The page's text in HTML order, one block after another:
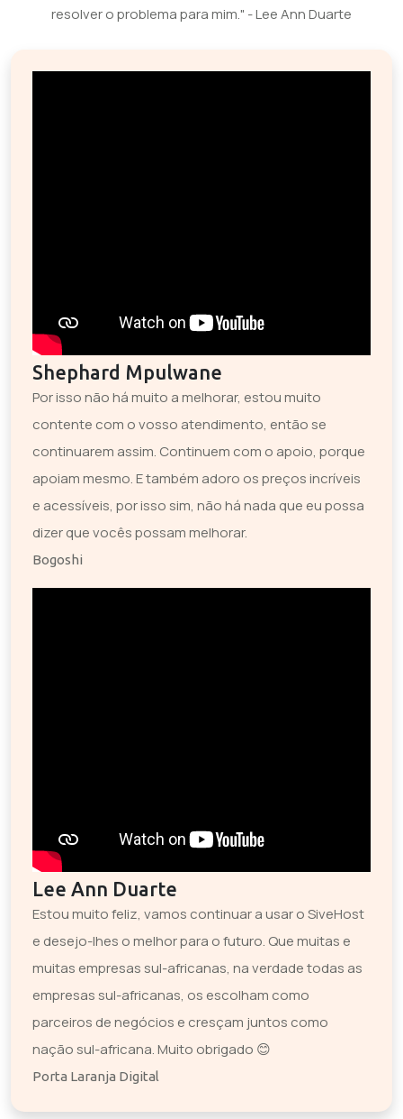
resolver o problema para mim." - Lee Ann Duarte
Shephard Mpulwane
Por isso não há muito a melhorar, estou muito
contente com o vosso atendimento, então se
continuarem assim. Continuem com o apoio, porque
apoiam mesmo. E também adoro os preços incríveis
e acessíveis, por isso sim, não há nada que eu possa
dizer que vocês possam melhorar.
Bogoshi
Lee Ann Duarte
Estou muito feliz, vamos continuar a usar o SiveHost
e desejo-lhes o melhor para o futuro. Que muitas e
muitas empresas sul-africanas, na verdade todas as
empresas sul-africanas, os escolham como
parceiros de negócios e cresçam juntos como
nação sul-africana. Muito obrigado 😊
Porta Laranja Digital